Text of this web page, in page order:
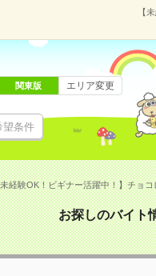
【
望条件
関東版 エリア変更
経験OK！ビギナー活躍中！】チョ
お探しのバイト